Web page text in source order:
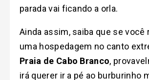
parada vai ficando a orla.
Ainda assim, saiba que se você
uma hospedagem no canto
Praia de Cabo Branco,
irá querer ir a pé ao burburinho